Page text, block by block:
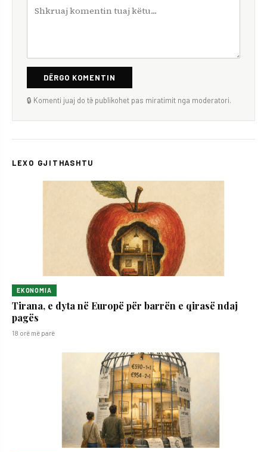
DËRGO KOMENTIN
🔒 Komenti juaj do të publikohet pas miratimit nga moderatori.
LEXO GJITHASHTU
EKONOMIA
Tirana, e dyta në Europë për barrën e qirasë ndaj
pagës
18 orë më parë